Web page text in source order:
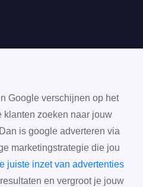
Google verschijnen op het
klanten zoeken naar jouw
is google adverteren via
marketingstrategie die jou
juiste inzet van advertenties
en vergroot je jouw